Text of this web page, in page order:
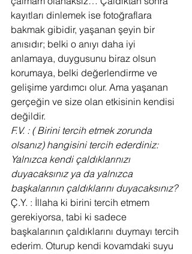
kayıtları dinlemek ise fotoğraflara
bakmak gibidir, yaşanan şeyin bir
anısıdır; belki o anıyı daha iyi
anlamaya, duygusunu biraz olsun
korumaya, belki değerlendirme ve
gelişime yardımcı olur. Ama yaşanan
gerçeğin ve size olan etkisinin kendisi
değildir.
F.V. : ( Birini tercih etmek zorunda
olsanız) hangisini tercih ederdiniz:
Yalnızca kendi çaldıklarınızı
duyacaksınız ya da yalnızca
başkalarının çaldıklarını duyacaksınız?
Ç.Y. : İllaha ki birini tercih etmem
gerekiyorsa, tabi ki sadece
başkalarının çaldıklarını duymayı tercih
ederim. Oturup kendi kovamdaki suyu